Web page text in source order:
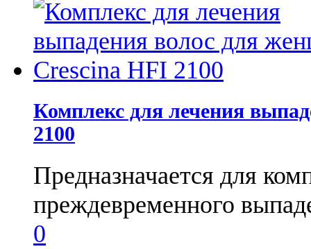
Комплекс для лечения
2100
Предназначается для
преждевременного
0